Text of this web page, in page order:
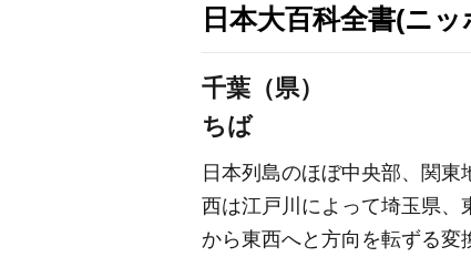
日本大百科全書(ニ
千葉（県）
ちば
日本列島のほぼ中央部、関
西は江戸川によって埼玉県、
から東西へと方向を転ずる変